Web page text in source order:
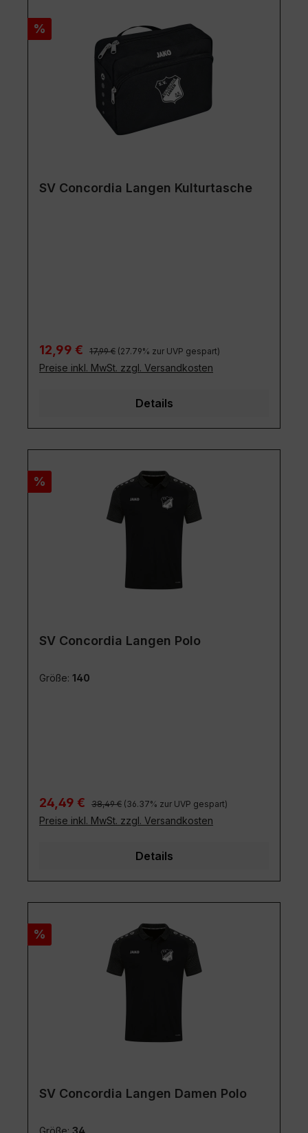
Rabatt
%
SV Concordia Langen Kulturtasche
Verkaufspreis:
12,99 € Regulärer Preis:
17,99 € (27.79% zur UVP gespart)
Preise inkl. MwSt. zzgl. Versandkosten
Details
Rabatt
%
SV Concordia Langen Polo
Größe: 140
Verkaufspreis:
24,49 € Regulärer Preis:
38,49 € (36.37% zur UVP gespart)
Preise inkl. MwSt. zzgl. Versandkosten
Details
Rabatt
%
SV Concordia Langen Damen Polo
Größe: 34